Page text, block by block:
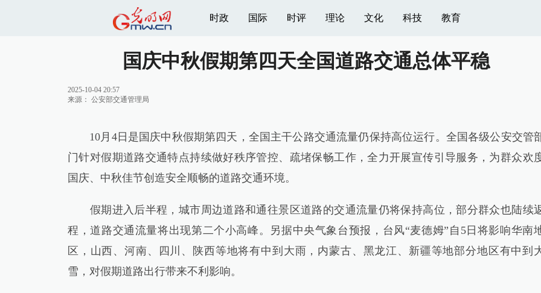
时政 国际 时评 理论 文化 科技 教育
国庆中秋假期第四天全国道路交通总体平稳
2025-10-04 20:57
来源： 公安部交通管理局
10月4日是国庆中秋假期第四天，全国主干公路交通流量仍保持高位运行。全国各级公安交管
门针对假期道路交通特点持续做好秩序管控、疏堵保畅工作，全力开展宣传引导服务，为群众欢
国庆、中秋佳节创造安全顺畅的道路交通环境。
假期进入后半程，城市周边道路和通往景区道路的交通流量仍将保持高位，部分群众也陆续
程，道路交通流量将出现第二个小高峰。另据中央气象台预报，台风“麦德姆”自5日将影响华南
区，山西、河南、四川、陕西等地将有中到大雨，内蒙古、黑龙江、新疆等地部分地区有中到
雪，对假期道路出行带来不利影响。